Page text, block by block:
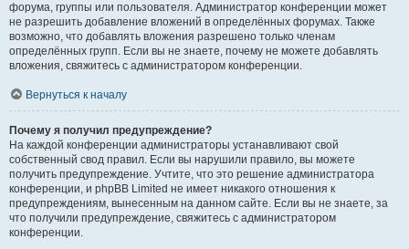
форума, группы или пользователя. Администратор конференции может
не разрешить добавление вложений в определённых форумах. Также
возможно, что добавлять вложения разрешено только членам
определённых групп. Если вы не знаете, почему не можете добавлять
вложения, свяжитесь с администратором конференции.
Вернуться к началу
Почему я получил предупреждение?
На каждой конференции администраторы устанавливают свой
собственный свод правил. Если вы нарушили правило, вы можете
получить предупреждение. Учтите, что это решение администратора
конференции, и phpBB Limited не имеет никакого отношения к
предупреждениям, вынесенным на данном сайте. Если вы не знаете, за
что получили предупреждение, свяжитесь с администратором
конференции.